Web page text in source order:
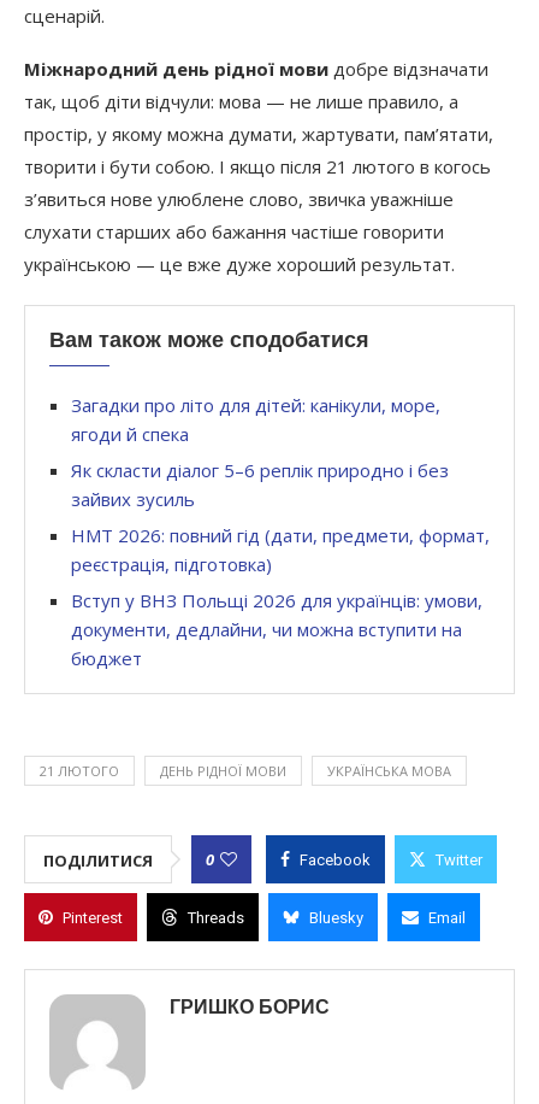
сценарій.
Міжнародний день рідної мови добре відзначати
так, щоб діти відчули: мова — не лише правило, а
простір, у якому можна думати, жартувати, пам’ятати,
творити і бути собою. І якщо після 21 лютого в когось
з’явиться нове улюблене слово, звичка уважніше
слухати старших або бажання частіше говорити
українською — це вже дуже хороший результат.
Вам також може сподобатися
Загадки про літо для дітей: канікули, море,
ягоди й спека
Як скласти діалог 5–6 реплік природно і без
зайвих зусиль
НМТ 2026: повний гід (дати, предмети, формат,
реєстрація, підготовка)
Вступ у ВНЗ Польщі 2026 для українців: умови,
документи, дедлайни, чи можна вступити на
бюджет
21 ЛЮТОГО ДЕНЬ РІДНОЇ МОВИ УКРАЇНСЬКА МОВА
ПОДІЛИТИСЯ 0 Facebook Twitter
Pinterest Threads Bluesky Email
ГРИШКО БОРИС